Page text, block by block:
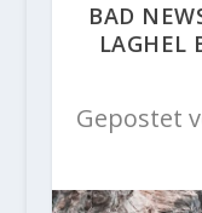
BAD
LAGHEL
Gepostet